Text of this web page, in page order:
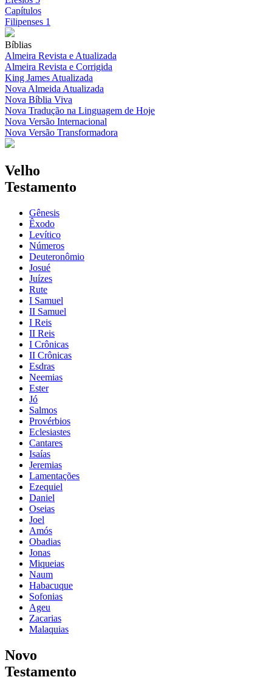
Capítulos
Filipenses 1
Bíblias
Almeira Revista e Atualizada
Almeira Revista e Corrigida
King James Atualizada
Nova Almeida Atualizada
Nova Bíblia Viva
Nova Tradução na Linguagem de Hoje
Nova Versão Internacional
Nova Versão Transformadora
Velho
Testamento
Gênesis
Êxodo
Levítico
Números
Deuteronômio
Josué
Juízes
Rute
I Samuel
II Samuel
I Reis
II Reis
I Crônicas
II Crônicas
Esdras
Neemias
Ester
Jó
Salmos
Provérbios
Eclesiastes
Cantares
Isaías
Jeremias
Lamentações
Ezequiel
Daniel
Oseias
Joel
Amós
Obadias
Jonas
Miqueias
Naum
Habacuque
Sofonias
Ageu
Zacarias
Malaquias
Novo
Testamento